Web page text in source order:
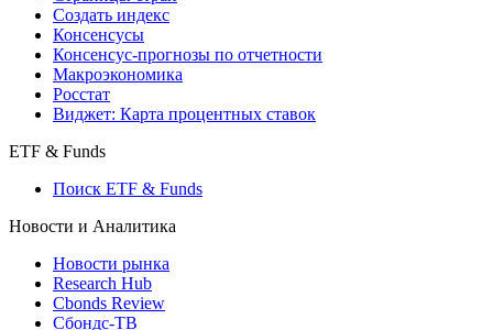
Индексы
Поиск индексов
Страницы стран
Создать индекс
Консенсусы
Макроэкономика
Виджет: Карта процентных ставок
ETF & Funds
Поиск ETF & Funds
Новости и Аналитика